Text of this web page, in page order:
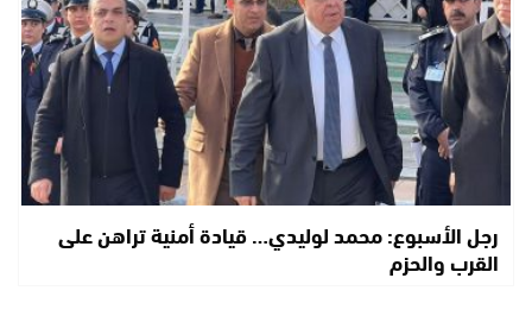
رجل الأسبوع: محمد لوليدي… قيادة أمنية تراهن على
القرب والحزم